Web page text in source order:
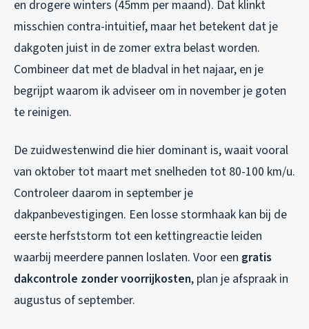
en drogere winters (45mm per maand). Dat klinkt
misschien contra-intuitief, maar het betekent dat je
dakgoten juist in de zomer extra belast worden.
Combineer dat met de bladval in het najaar, en je
begrijpt waarom ik adviseer om in november je goten
te reinigen.
De zuidwestenwind die hier dominant is, waait vooral
van oktober tot maart met snelheden tot 80-100 km/u.
Controleer daarom in september je
dakpanbevestigingen. Een losse stormhaak kan bij de
eerste herfststorm tot een kettingreactie leiden
waarbij meerdere pannen loslaten. Voor een gratis
dakcontrole zonder voorrijkosten, plan je afspraak in
augustus of september.